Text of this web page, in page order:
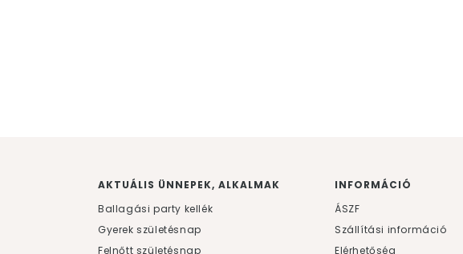
AKTUÁLIS ÜNNEPEK, ALKALMAK
Ballagási party kellék
Gyerek születésnap
Felnőtt születésnap
INFORMÁCIÓ
ÁSZF
Szállítási információ
Elérhetőség